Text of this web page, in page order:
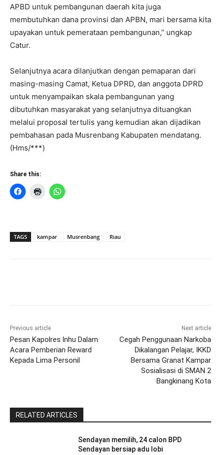
APBD untuk pembangunan daerah kita juga
membutuhkan dana provinsi dan APBN, mari bersama kita
upayakan untuk pemerataan pembangunan,” ungkap
Catur.
Selanjutnya acara dilanjutkan dengan pemaparan dari
masing-masing Camat, Ketua DPRD, dan anggota DPRD
untuk menyampaikan skala pembangunan yang
dibutuhkan masyarakat yang selanjutnya dituangkan
melalui proposal tertulis yang kemudian akan dijadikan
pembahasan pada Musrenbang Kabupaten mendatang.
(Hms/***)
Share this:
TAGS kampar Musrenbang Riau
Previous article
Pesan Kapolres lnhu Dalam
Acara Pemberian Reward
Kepada Lima Personil
Next article
Cegah Penggunaan Narkoba
Dikalangan Pelajar, IKKD
Bersama Granat Kampar
Sosialisasi di SMAN 2
Bangkinang Kota
RELATED ARTICLES
Sendayan memilih, 24 calon BPD
Sendayan bersiap adu lobi